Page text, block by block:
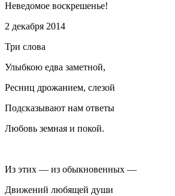
Неведомое воскрешенье!
2 декабря 2014
Три слова
Улыбкою едва заметной,
Ресниц дрожанием, слезой
Подсказывают нам ответы
Любовь земная и покой.
Из этих — из обыкновенных —
Движений любящей души